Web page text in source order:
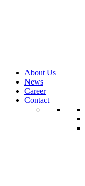
About Us
News
Career
Contact